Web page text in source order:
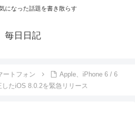
になった話題を書き散らす
毎日日記
ートフォン
Apple、iPhone 6 / 6
たiOS 8.0.2を緊急リリース